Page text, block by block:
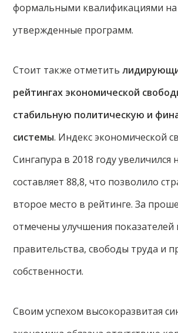
формальными квалификациями на
утвержденные программ.
Стоит также отметить
рейтингах экономической
стабильную политическую и
системы. Индекс экономической
Сингапура в 2018 году увеличился
составляет 88,8, что позволило
второе место в рейтинге. За
отмечены улучшения показателей
правительства, свободы труда и
собственности.
Своим успехом высокоразвитая